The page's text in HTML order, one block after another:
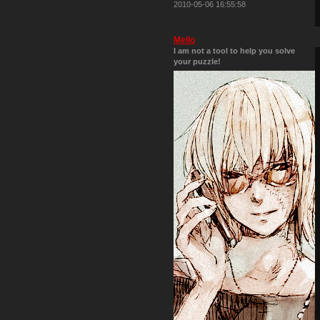
2010-05-06 16:55:58
Mello
I am not a tool to help you solve
your puzzle!